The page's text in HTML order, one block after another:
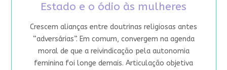
Estado e o ódio às mulheres
Crescem alianças entre doutrinas religiosas antes
“adversárias”. Em comum, convergem na agenda
moral de que a reivindicação pela autonomia
feminina foi longe demais. Articulação objetiva